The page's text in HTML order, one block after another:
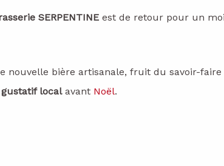
SERPENTINE est de retour pour un
bière artisanale, fruit du savoir-
gustatif localavant Noël.